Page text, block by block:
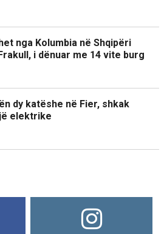
nga Kolumbia në Shqipëri
i dënuar me 14 vite burg
dy katëshe në Fier, shkak
elektrike